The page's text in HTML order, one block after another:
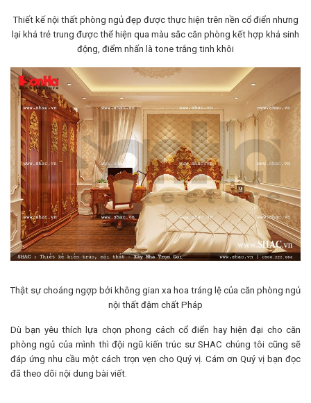
Thiết kế nội thất phòng ngủ đẹp được thực hiện trên nền cổ điển nhưng
lại khá trẻ trung được thể hiện qua màu sắc căn phòng kết hợp khá sinh
động, điểm nhấn là tone trắng tinh khôi
Thật sự choáng ngợp bởi không gian xa hoa tráng lệ của căn phòng ngủ
nội thất đậm chất Pháp
Dù bạn yêu thích lựa chọn phong cách cổ điển hay hiện đại cho căn
phòng ngủ của mình thì đội ngũ kiến trúc sư SHAC chúng tôi cũng sẽ
đáp ứng nhu cầu một cách trọn vẹn cho Quý vị. Cám ơn Quý vị bạn đọc
đã theo dõi nội dung bài viết.